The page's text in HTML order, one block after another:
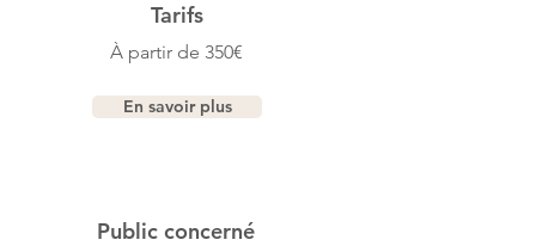
Tarifs
À partir de 350€
En savoir plus
Public concerné​